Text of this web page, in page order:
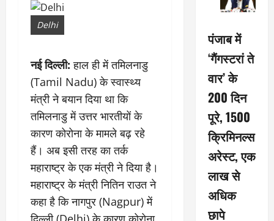
Delhi
नई दिल्ली: हाल ही में तमिलनाडु
(Tamil Nadu) के स्वास्थ्य
मंत्री ने बयान दिया था कि
तमिलनाडु में उत्तर भारतीयों के
कारण कोरोना के मामले बढ़ रहे
हैं। अब इसी तरह का तर्क
महाराष्ट्र के एक मंत्री ने दिया है।
महाराष्ट्र के मंत्री नितिन राउत ने
कहा है कि नागपुर (Nagpur) में
पंजाब में
‘गैंगस्टरां ते
वार’ के
200 दिन
पूरे, 1500
क्रिमिनल्स
अरेस्ट, एक
लाख से
अधिक
छापे